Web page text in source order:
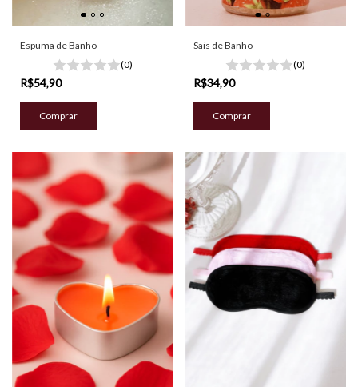
Espuma de Banho
(0)
R$54,90
Sais de Banho
(0)
R$34,90